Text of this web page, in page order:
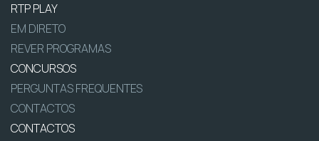
RTP PLAY
EM DIRETO
REVER PROGRAMAS
CONCURSOS
PERGUNTAS FREQUENTES
CONTACTOS
CONTACTOS